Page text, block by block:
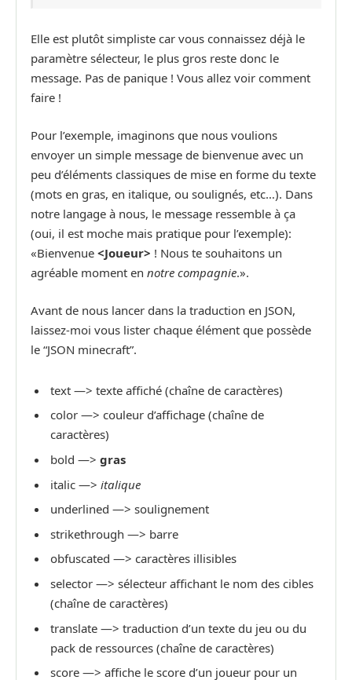
Elle est plutôt simpliste car vous connaissez déjà le
paramètre sélecteur, le plus gros reste donc le
message. Pas de panique ! Vous allez voir comment
faire !
Pour l’exemple, imaginons que nous voulions
envoyer un simple message de bienvenue avec un
peu d’éléments classiques de mise en forme du texte
(mots en gras, en italique, ou soulignés, etc…). Dans
notre langage à nous, le message ressemble à ça
(oui, il est moche mais pratique pour l’exemple):
«Bienvenue <Joueur> ! Nous te souhaitons un
agréable moment en notre compagnie.».
Avant de nous lancer dans la traduction en JSON,
laissez-moi vous lister chaque élément que possède
le “JSON minecraft”.
text —> texte affiché (chaîne de caractères)
color —> couleur d’affichage (chaîne de
caractères)
bold —> gras
italic —> italique
underlined —> soulignement
strikethrough —> barre
obfuscated —> caractères illisibles
selector —> sélecteur affichant le nom des cibles
(chaîne de caractères)
translate —> traduction d’un texte du jeu ou du
pack de ressources (chaîne de caractères)
score —> affiche le score d’un joueur pour un